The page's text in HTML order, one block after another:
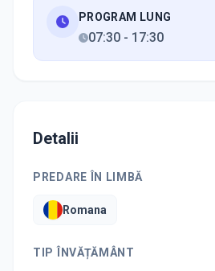
PROGRAM LUNG
07:30 - 17:30
Detalii
PREDARE ÎN LIMBĂ
Romana
TIP ÎNVĂȚĂMÂNT